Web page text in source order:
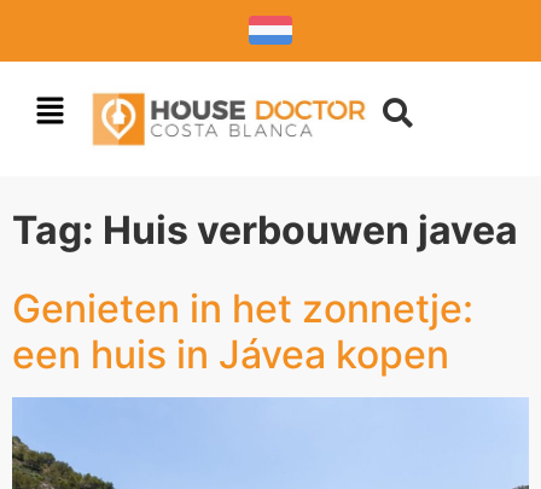
Tag: Huis verbouwen javea
Genieten in het zonnetje:
een huis in Jávea kopen